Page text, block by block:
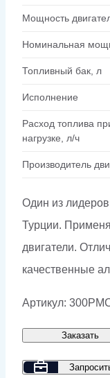
Мощность
Номинальная
Топливный бак, л
Исполнение
Расход топлива
нагрузке, л/ч
Производитель
Один из
Турции.
двигатели.
качественные
Артикул:
Заказать